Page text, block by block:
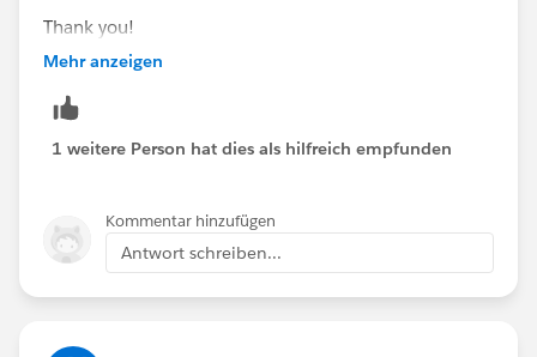
Thank you!
Dana
Mehr anzeigen
1 weitere Person hat dies als hilfreich empfunden
Kommentar hinzufügen
Antwort schreiben...